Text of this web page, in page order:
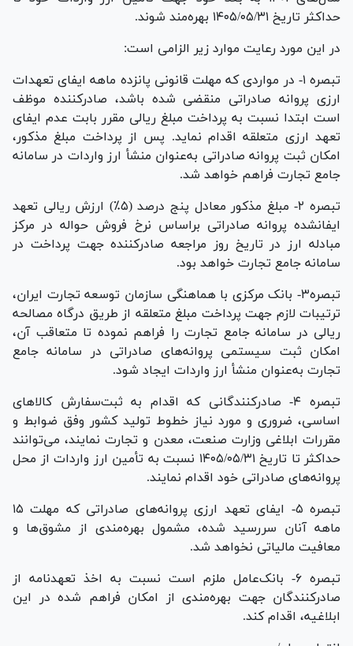
حداکثر تاریخ ۳۱‏‏‏‏‏‏‏‏‏‏‏‏‏‏‏‏‏‏/۰۵‏‏‏‏‏‏‏‏‏‏‏‏‏‏‏‏‏‏/۱۴۰۵ بهره‌مند شوند.
در این مورد رعایت موارد زیر الزامی است:
تبصره ۱‏‏‏‏‏‏‏‏‏‏‏‏‏‏‏‏‏‏- در مواردی که مهلت قانونی پانزده ماهه ایفای تعهدات
ارزی پروانه صادراتی منقضی شده باشد، صادرکننده موظف
است ابتدا نسبت به پرداخت مبلغ ریالی مقرر بابت عدم ایفای
تعهد ارزی متعلقه اقدام نماید. پس از پرداخت مبلغ مذکور،
امکان ثبت پروانه صادراتی به‌عنوان منشأ ارز واردات در سامانه
جامع تجارت فراهم خواهد شد.
تبصره ۲‏‏‏‏‏‏‏‏‏‏‏‏‏‏‏‏‏‏- مبلغ مذکور معادل پنج درصد (۵٪) ارزش ریالی تعهد
ایفانشده پروانه صادراتی براساس نرخ فروش حواله در مرکز
مبادله ارز در تاریخ روز مراجعه صادرکننده جهت پرداخت در
سامانه جامع تجارت خواهد بود.
تبصره۳‏‏‏‏‏‏‏‏‏‏‏‏‏‏‏‏‏‏- بانک مرکزی با هماهنگی سازمان توسعه تجارت ایران،
ترتیبات لازم جهت پرداخت مبلغ متعلقه از طریق درگاه مصالحه
ریالی در سامانه جامع تجارت را فراهم نموده تا متعاقب آن،
امکان ثبت سیستمی پروانه‌های صادراتی در سامانه جامع
تجارت به‌عنوان منشأ ارز واردات ایجاد شود.
تبصره ۴‏‏‏‏‏‏‏‏‏‏‏‏‏‏‏‏‏‏- صادرکنندگانی که اقدام به ثبت‌سفارش کالا‌های
اساسی، ضروری و مورد نیاز خطوط تولید کشور وفق ضوابط و
مقررات ابلاغی وزارت صنعت، معدن و تجارت نمایند، می‌توانند
حداکثر تا تاریخ ۳۱‏‏‏‏‏‏‏‏‏‏‏‏‏‏‏‏‏‏/۰۵‏‏‏‏‏‏‏‏‏‏‏‏‏‏‏‏‏‏/۱۴۰۵ نسبت به تأمین ارز واردات از محل
پروانه‌های صادراتی خود اقدام نمایند.
تبصره ۵‏‏‏‏‏‏‏‏‏‏‏‏‏‏‏‏‏‏- ایفای تعهد ارزی پروانه‌های صادراتی که مهلت ۱۵
ماهه آنان سررسید شده، مشمول بهره‌مندی از مشوق‌ها و
معافیت مالیاتی نخواهد شد.
تبصره ۶‏‏‏‏‏‏‏‏‏‏‏‏‏‏‏‏‏‏- بانک‌عامل ملزم است نسبت به اخذ تعهدنامه از
صادرکنندگان جهت بهره‌مندی از امکان فراهم شده در این
ابلاغیه، اقدام کند.